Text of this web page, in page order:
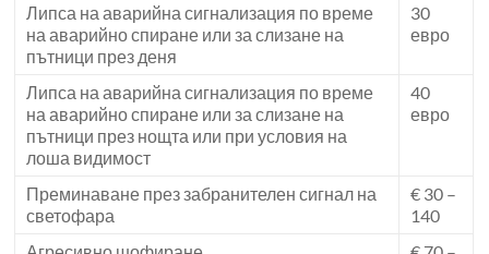
Липса на аварийна сигнализация по време
на аварийно спиране или за слизане на
пътници през деня
30
евро
Липса на аварийна сигнализация по време
на аварийно спиране или за слизане на
пътници през нощта или при условия на
лоша видимост
40
евро
Преминаване през забранителен сигнал на
светофара
€ 30 –
140